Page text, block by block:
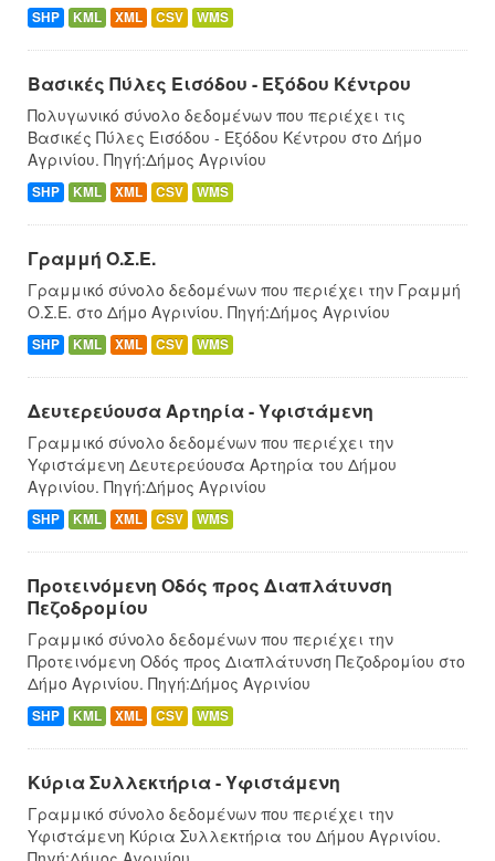
SHP KML XML CSV WMS
Βασικές Πύλες Εισόδου - Εξόδου Κέντρου
Πολυγωνικό σύνολο δεδομένων που περιέχει τις
Βασικές Πύλες Εισόδου - Εξόδου Κέντρου στο Δήμο
Αγρινίου. Πηγή:Δήμος Αγρινίου
SHP KML XML CSV WMS
Γραμμή Ο.Σ.Ε.
Γραμμικό σύνολο δεδομένων που περιέχει την Γραμμή
Ο.Σ.Ε. στο Δήμο Αγρινίου. Πηγή:Δήμος Αγρινίου
SHP KML XML CSV WMS
Δευτερεύουσα Αρτηρία - Υφιστάμενη
Γραμμικό σύνολο δεδομένων που περιέχει την
Υφιστάμενη Δευτερεύουσα Αρτηρία του Δήμου
Αγρινίου. Πηγή:Δήμος Αγρινίου
SHP KML XML CSV WMS
Προτεινόμενη Οδός προς Διαπλάτυνση
Πεζοδρομίου
Γραμμικό σύνολο δεδομένων που περιέχει την
Προτεινόμενη Οδός προς Διαπλάτυνση Πεζοδρομίου στο
Δήμο Αγρινίου. Πηγή:Δήμος Αγρινίου
SHP KML XML CSV WMS
Κύρια Συλλεκτήρια - Υφιστάμενη
Γραμμικό σύνολο δεδομένων που περιέχει την
Υφιστάμενη Κύρια Συλλεκτήρια του Δήμου Αγρινίου.